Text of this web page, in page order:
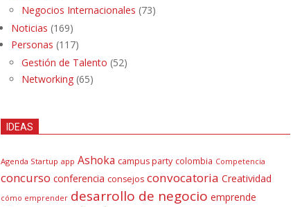
Negocios Internacionales (73)
Noticias (169)
Personas (117)
Gestión de Talento (52)
Networking (65)
IDEAS
Agenda Startup app Ashoka campus party colombia Competencia
concurso conferencia consejos convocatoria Creatividad
cómo emprender desarrollo de negocio emprende